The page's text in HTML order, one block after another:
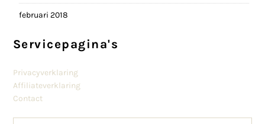
februari 2018
Servicepagina's
Privacyverklaring
Affiliateverklaring
Contact